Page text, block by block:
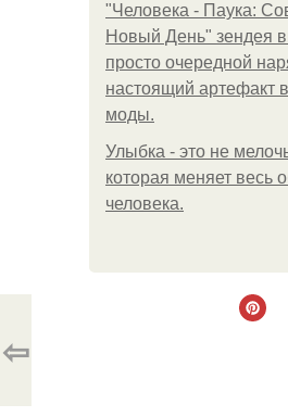
"Человека - Паука:
Новый День" зендея
просто очередной
настоящий артефакт
моды.
Улыбка - это не
которая меняет весь
человека.
⇦